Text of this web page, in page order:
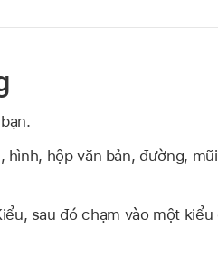
hộp văn bản, đường,
sau đó chạm vào một